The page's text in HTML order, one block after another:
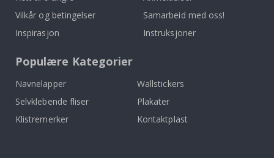
Vilkår og betingelser
Inspirasjon
Samarbeid med oss!
Instruksjoner
Populære Kategorier
Navnelapper
Wallstickers
Selvklebende fliser
Plakater
Klistremerker
Kontaktplast